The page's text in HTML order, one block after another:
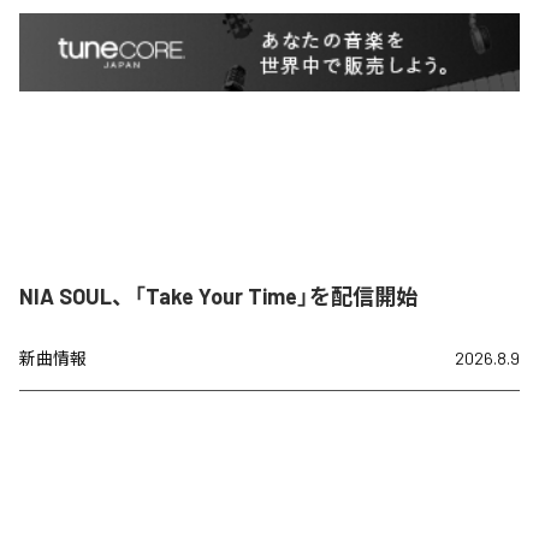
NIA SOUL、「Take Your Time」を配信開始
新曲情報 2026.8.9